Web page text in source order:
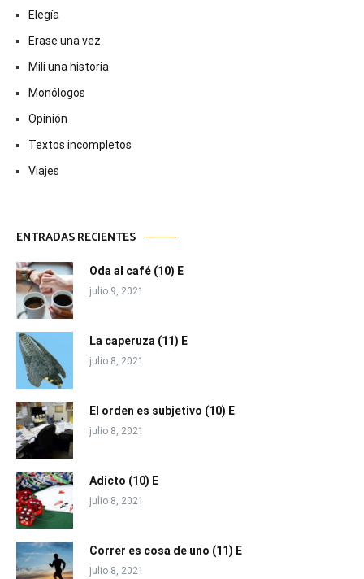
Elegía
Erase una vez
Mili una historia
Monólogos
Opinión
Textos incompletos
Viajes
ENTRADAS RECIENTES
Oda al café (10) E
julio 9, 2021
La caperuza (11) E
julio 8, 2021
El orden es subjetivo (10) E
julio 8, 2021
Adicto (10) E
julio 8, 2021
Correr es cosa de uno (11) E
julio 8, 2021